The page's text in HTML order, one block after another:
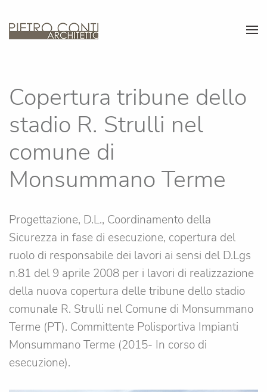
Skip to main content
Copertura tribune dello
stadio R. Strulli nel
comune di
Monsummano Terme
Progettazione, D.L., Coordinamento della
Sicurezza in fase di esecuzione, copertura del
ruolo di responsabile dei lavori ai sensi del D.Lgs
n.81 del 9 aprile 2008 per i lavori di realizzazione
della nuova copertura delle tribune dello stadio
comunale R. Strulli nel Comune di Monsummano
Terme (PT). Committente Polisportiva Impianti
Monsummano Terme (2015- In corso di
esecuzione).